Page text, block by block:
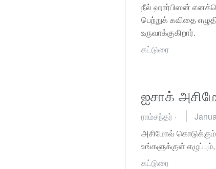
நீல் ஹார்பிஸன்
பெற்றுக் கவிதை
உருவாக்குகிறார்.
கட்டுரை
ஐசாக்
ராம்சந்தர்·
அசிமோவ் கொடுக்கும்
உங்களுக்குள்
கட்டுரை